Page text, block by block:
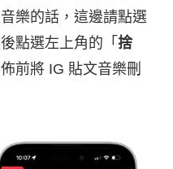
樂的話，這邊請點選
點選左上角的「 捨
前將 IG 貼文音樂刪